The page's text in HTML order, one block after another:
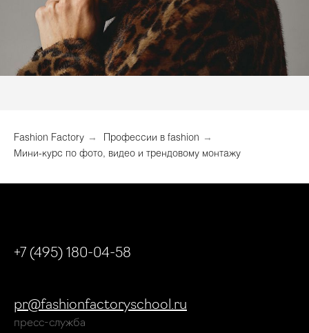
Fashion Factory → Профессии в fashion →
Мини-курс по фото, видео и трендовому монтажу
+7 (495) 180-04-58
pr@fashionfactoryschool.ru
пресс-служба